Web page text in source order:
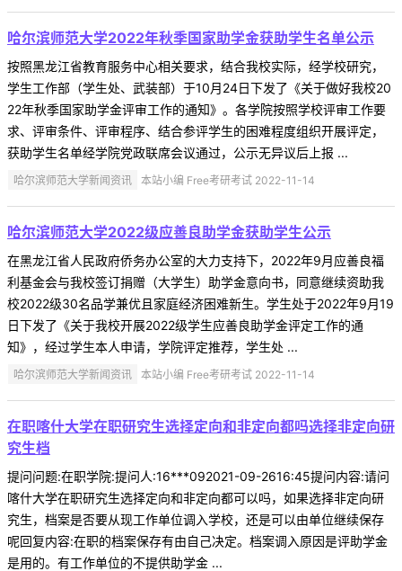
哈尔滨师范大学2022年秋季国家助学金获助学生名单公示
按照黑龙江省教育服务中心相关要求，结合我校实际，经学校研究，
学生工作部（学生处、武装部）于10月24日下发了《关于做好我校20
22年秋季国家助学金评审工作的通知》。各学院按照学校评审工作要
求、评审条件、评审程序、结合参评学生的困难程度组织开展评定，
获助学生名单经学院党政联席会议通过，公示无异议后上报 ...
哈尔滨师范大学新闻资讯 本站小编 Free考研考试 2022-11-14
哈尔滨师范大学2022级应善良助学金获助学生公示
在黑龙江省人民政府侨务办公室的大力支持下，2022年9月应善良福
利基金会与我校签订捐赠（大学生）助学金意向书，同意继续资助我
校2022级30名品学兼优且家庭经济困难新生。学生处于2022年9月19
日下发了《关于我校开展2022级学生应善良助学金评定工作的通
知》，经过学生本人申请，学院评定推荐，学生处 ...
哈尔滨师范大学新闻资讯 本站小编 Free考研考试 2022-11-14
在职喀什大学在职研究生选择定向和非定向都吗选择非定向研
究生档
提问问题:在职学院:提问人:16***092021-09-2616:45提问内容:请问
喀什大学在职研究生选择定向和非定向都可以吗，如果选择非定向研
究生，档案是否要从现工作单位调入学校，还是可以由单位继续保存
呢回复内容:在职的档案保存有由自己决定。档案调入原因是评助学金
是用的。有工作单位的不提供助学金 ...